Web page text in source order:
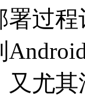
署过
尤